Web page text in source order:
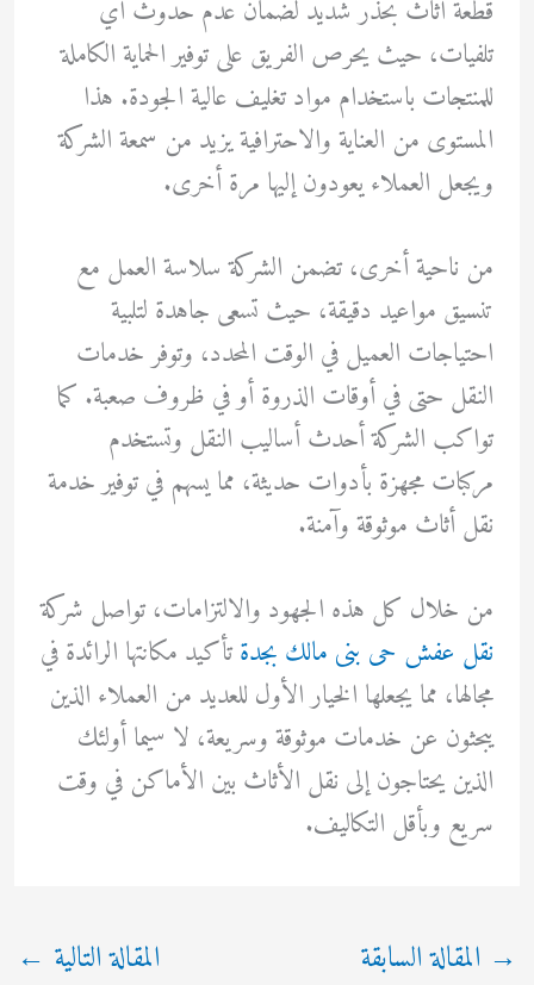
قطعة أثاث بحذر شديد لضمان عدم حدوث أي
تلفيات، حيث يحرص الفريق على توفير الحماية الكاملة
للمنتجات باستخدام مواد تغليف عالية الجودة. هذا
المستوى من العناية والاحترافية يزيد من سمعة الشركة
ويجعل العملاء يعودون إليها مرة أخرى.
من ناحية أخرى، تضمن الشركة سلاسة العمل مع
تنسيق مواعيد دقيقة، حيث تسعى جاهدة لتلبية
احتياجات العميل في الوقت المحدد، وتوفر خدمات
النقل حتى في أوقات الذروة أو في ظروف صعبة. كما
تواكب الشركة أحدث أساليب النقل وتستخدم
مركبات مجهزة بأدوات حديثة، مما يسهم في توفير خدمة
نقل أثاث موثوقة وآمنة.
من خلال كل هذه الجهود والالتزامات، تواصل شركة
نقل عفش حى بنى مالك بجدةتأكيد مكانتها الرائدة في
مجالها، مما يجعلها الخيار الأول للعديد من العملاء الذين
يبحثون عن خدمات موثوقة وسريعة، لا سيما أولئك
الذين يحتاجون إلى نقل الأثاث بين الأماكن في وقت
سريع وبأقل التكاليف.
→ المقالة السابقة المقالة التالية ←